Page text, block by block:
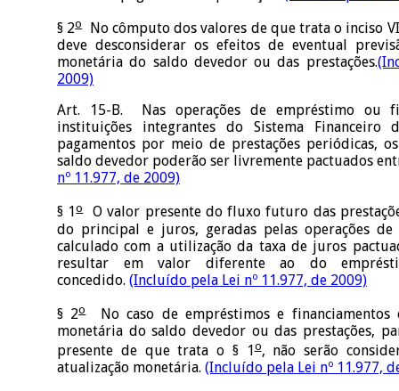
§ 2oNo cômputo dos valores de que trata o inciso
deve desconsiderar os efeitos de eventual
monetária do saldo devedor ou das prestações.
2009)
Art. 15-B. Nas operações de empréstimo ou
instituições integrantes do Sistema Financeiro
pagamentos por meio de prestações periódicas,
saldo devedor poderão ser livremente pactuados
nº 11.977, de 2009)
§ 1oO valor presente do fluxo futuro das
do principal e juros, geradas pelas operações
calculado com a utilização da taxa de juros
resultar em valor diferente ao do
concedido. (Incluído pela Lei nº 11.977, de 2009)
§ 2oNo caso de empréstimos e financiamentos
monetária do saldo devedor ou das prestações,
presente de que trata o § 1o, não serão
atualização monetária. (Incluído pela Lei nº 11.977,